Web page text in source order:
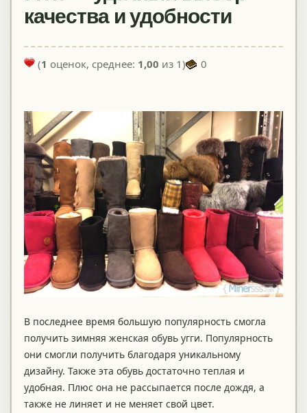
качества и удобности
(1 оценок, среднее: 1,00 из 1) 0
В последнее время большую популярность смогла
получить зимняя женская обувь угги. Популярность
они смогли получить благодаря уникальному
дизайну. Также эта обувь достаточно теплая и
удобная. Плюс она не рассыпается после дождя, а
также не линяет и не меняет свой цвет.